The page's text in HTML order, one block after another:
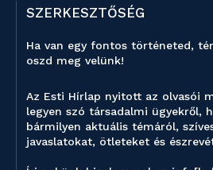
SZERKESZTŐSÉG
Ha van egy fontos történeted,
oszd meg velünk!
Az Esti Hírlap nyitott az olvasói
legyen szó társadalmi ügyekről,
bármilyen aktuális témáról,
javaslatokat, ötleteket és